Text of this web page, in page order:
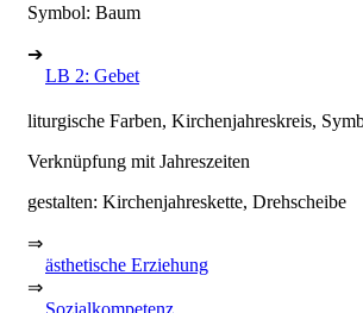
Symbol: Baum
➔
LB 2: Gebet
liturgische Farben, Kirchenjahreskreis,
Verknüpfung mit Jahreszeiten
gestalten: Kirchenjahreskette, Drehscheibe
⇒
ästhetische Erziehung
⇒
Sozialkompetenz